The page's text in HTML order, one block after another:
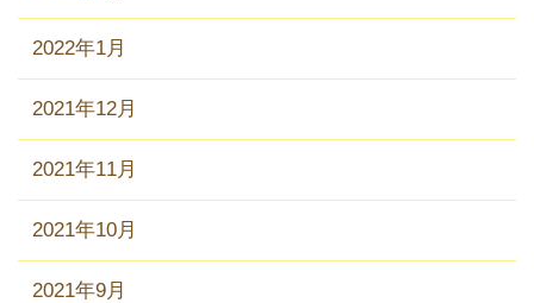
2022年1月
2021年12月
2021年11月
2021年10月
2021年9月